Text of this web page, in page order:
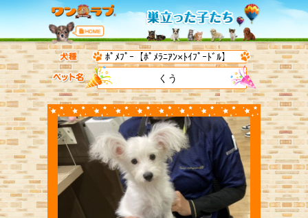
ﾎﾟﾒﾌﾟｰ【ﾎﾟﾒﾗﾆｱﾝ×ﾄｲﾌﾟｰﾄﾞﾙ】
くう